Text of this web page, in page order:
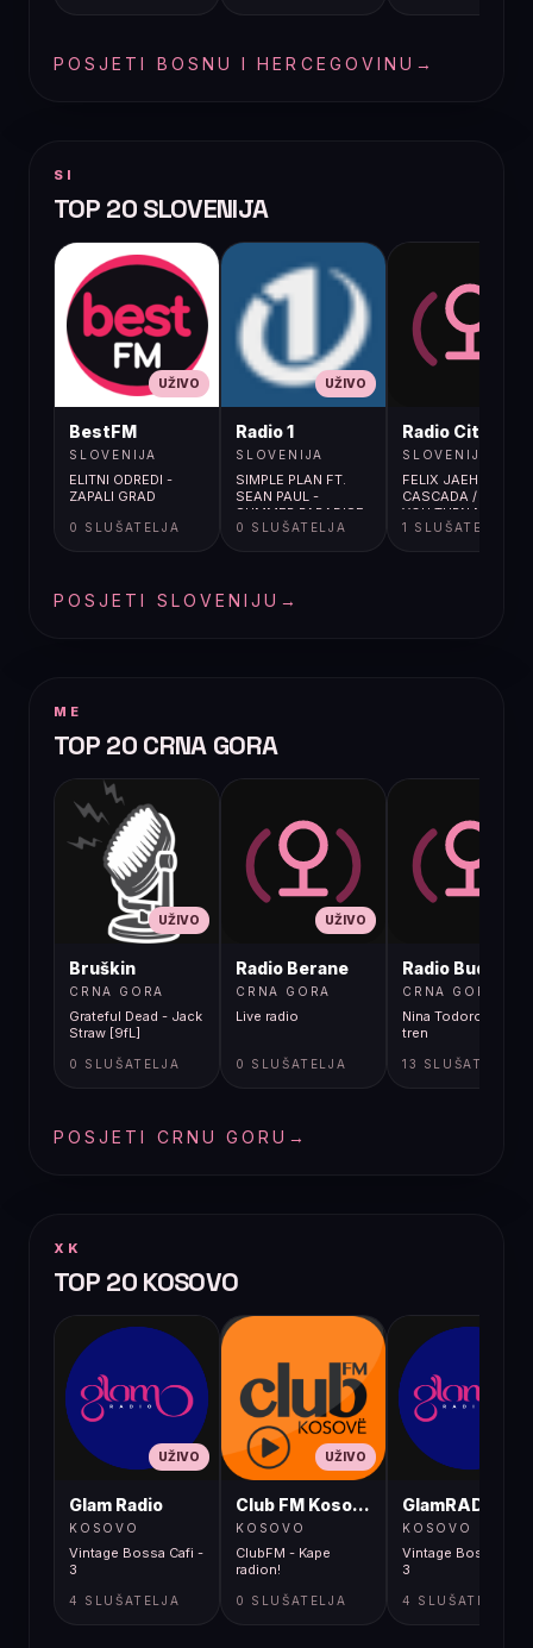
POSJETI BOSNU I HERCEGOVINU →
SI
TOP 20 SLOVENIJA
UŽIVO
BestFM
SLOVENIJA
ELITNI ODREDI -
ZAPALI GRAD
0 SLUŠATELJA
UŽIVO
Radio 1
SLOVENIJA
SIMPLE PLAN FT.
SEAN PAUL -
SUMMER PARADISE
0 SLUŠATELJA
Radio City
SLOVENIJA
FELIX JAEHN,
CASCADA / BOY
YOU TURN ME
1 SLUŠATELJA
POSJETI SLOVENIJU →
ME
TOP 20 CRNA GORA
UŽIVO
Bruškin
CRNA GORA
Grateful Dead - Jack
Straw [9fL]
0 SLUŠATELJA
UŽIVO
Radio Berane
CRNA GORA
Live radio
0 SLUŠATELJA
Radio Budva
CRNA GORA
Nina Todorovic -
tren
13 SLUŠATELJA
POSJETI CRNU GORU →
XK
TOP 20 KOSOVO
UŽIVO
Glam Radio
KOSOVO
Vintage Bossa Cafi -
3
4 SLUŠATELJA
UŽIVO
Club FM Kosovë
KOSOVO
ClubFM - Kape
radion!
0 SLUŠATELJA
GlamRADIO
KOSOVO
Vintage Bossa Cafi
3
4 SLUŠATELJA